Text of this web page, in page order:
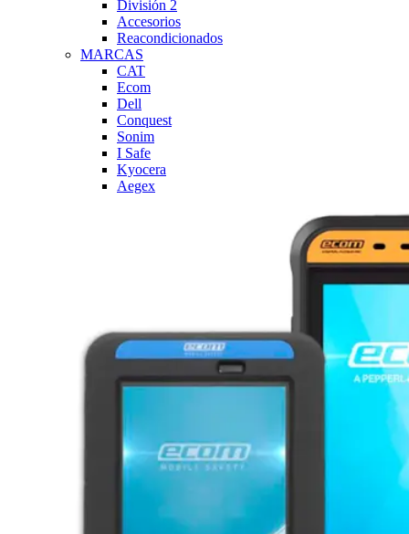
División 2
Accesorios
Reacondicionados
MARCAS
CAT
Ecom
Dell
Conquest
Sonim
I Safe
Kyocera
Aegex